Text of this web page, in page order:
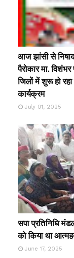
आज झांसी से
पैरोकार मा.
जिलों में शुरू हो
कार्यक्रम
July 01, 2025
सपा प्रतिनिधि
को किया था
June 17, 2025